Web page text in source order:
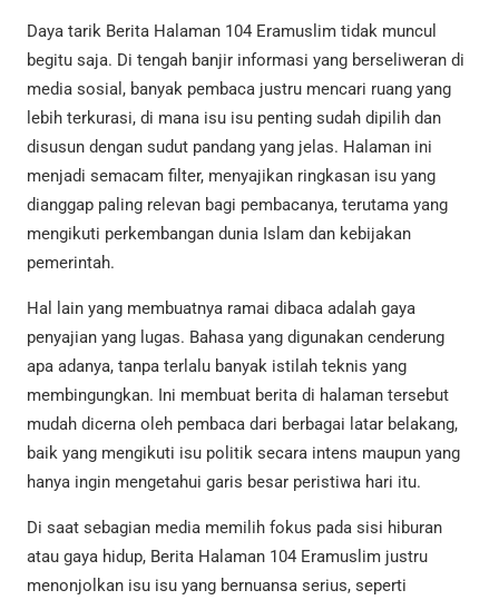
Daya tarik Berita Halaman 104 Eramuslim tidak muncul
begitu saja. Di tengah banjir informasi yang berseliweran di
media sosial, banyak pembaca justru mencari ruang yang
lebih terkurasi, di mana isu isu penting sudah dipilih dan
disusun dengan sudut pandang yang jelas. Halaman ini
menjadi semacam filter, menyajikan ringkasan isu yang
dianggap paling relevan bagi pembacanya, terutama yang
mengikuti perkembangan dunia Islam dan kebijakan
pemerintah.
Hal lain yang membuatnya ramai dibaca adalah gaya
penyajian yang lugas. Bahasa yang digunakan cenderung
apa adanya, tanpa terlalu banyak istilah teknis yang
membingungkan. Ini membuat berita di halaman tersebut
mudah dicerna oleh pembaca dari berbagai latar belakang,
baik yang mengikuti isu politik secara intens maupun yang
hanya ingin mengetahui garis besar peristiwa hari itu.
Di saat sebagian media memilih fokus pada sisi hiburan
atau gaya hidup, Berita Halaman 104 Eramuslim justru
menonjolkan isu isu yang bernuansa serius, seperti